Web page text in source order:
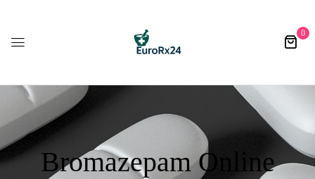
0
Bromazepam Online